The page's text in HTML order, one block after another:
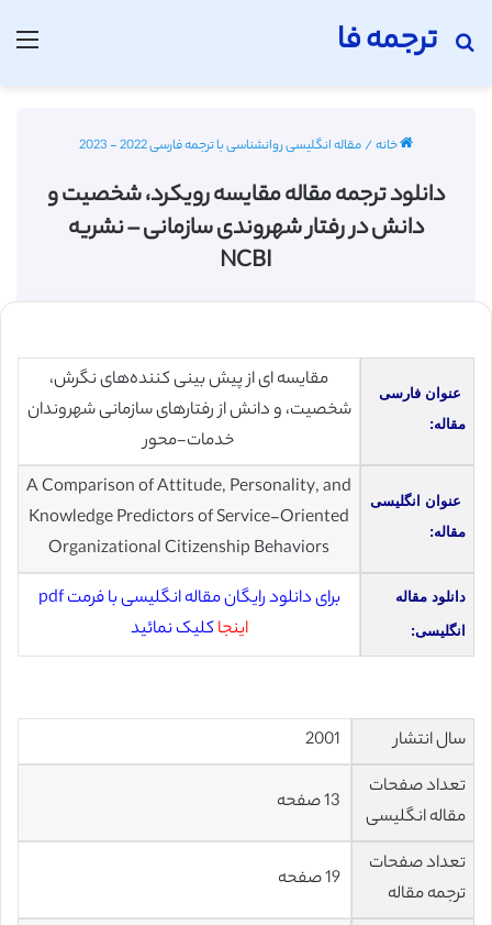
ترجمه فا
جستجو برای
خانه/مقاله انگلیسی روانشناسی با ترجمه فارسی 2022 - 2023
دانلود ترجمه مقاله مقایسه رویکرد، شخصیت و
دانش در رفتار شهروندی سازمانی – نشریه
NCBI
عنوان فارسی
مقاله:
مقایسه‌ ای از پیش بینی کننده‌های نگرش،
شخصیت، و دانش از رفتارهای سازمانی شهروندان
خدمات-محور
عنوان انگلیسی
مقاله:
A Comparison of Attitude, Personality, and
Knowledge Predictors of Service-Oriented
Organizational Citizenship Behaviors
دانلود مقاله
انگلیسی:
برای دانلود رایگان مقاله انگلیسی با فرمت pdf
اینجاکلیک نمائید
سال انتشار
تعداد صفحات
مقاله انگلیسی
تعداد صفحات
ترجمه مقاله